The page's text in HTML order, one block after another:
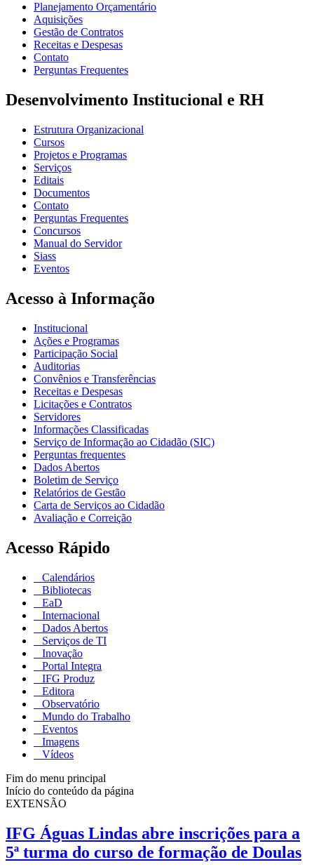
Planejamento Orçamentário
Aquisições
Gestão de Contratos
Receitas e Despesas
Contato
Perguntas Frequentes
Desenvolvimento Institucional e RH
Estrutura Organizacional
Cursos
Projetos e Programas
Serviços
Editais
Documentos
Contato
Perguntas Frequentes
Concursos
Manual do Servidor
Siass
Eventos
Acesso à Informação
Institucional
Ações e Programas
Participação Social
Auditorias
Convênios e Transferências
Receitas e Despesas
Licitações e Contratos
Servidores
Informações Classificadas
Serviço de Informação ao Cidadão (SIC)
Perguntas frequentes
Dados Abertos
Boletim de Serviço
Relatórios de Gestão
Carta de Serviços ao Cidadão
Avaliação e Correição
Acesso Rápido
Calendários
Bibliotecas
EaD
Internacional
Dados Abertos
Serviços de TI
Inovação
Portal Integra
IFG Produz
Editora
Observatório
Mundo do Trabalho
Eventos
Imagens
Vídeos
Fim do menu principal
Início do conteúdo da página
EXTENSÃO
IFG Águas Lindas abre inscrições para a
5ª turma do curso de formação de Doulas